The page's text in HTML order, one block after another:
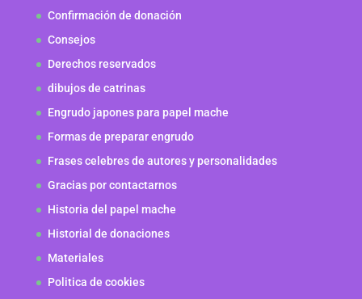
Confirmación de donación
Consejos
Derechos reservados
dibujos de catrinas
Engrudo japones para papel mache
Formas de preparar engrudo
Frases celebres de autores y personalidades
Gracias por contactarnos
Historia del papel mache
Historial de donaciones
Materiales
Politica de cookies